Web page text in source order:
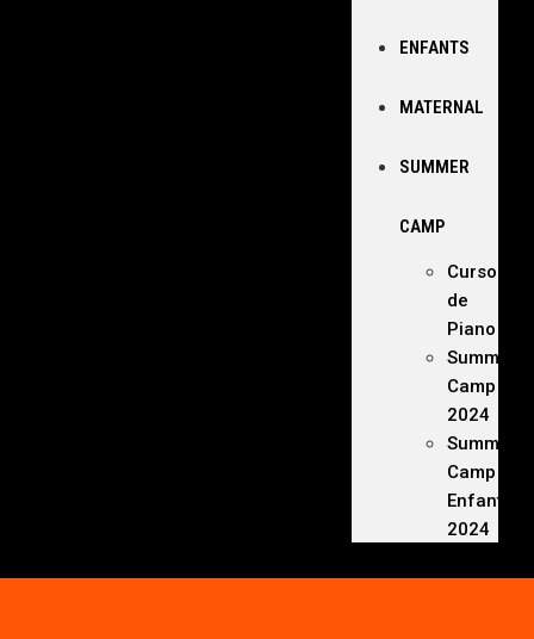
ENFANTS
MATERNAL
SUMMER
CAMP
Curso
de
Piano
Summer
Camp
2024
Summer
Camp
Enfants
2024